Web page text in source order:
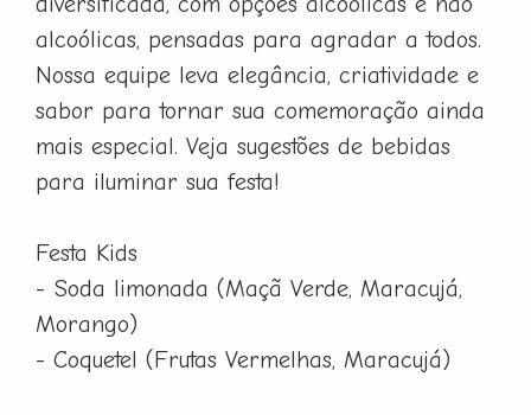
alcoólicas, pensadas para agradar a todos.
Nossa equipe leva elegância, criatividade e
sabor para tornar sua comemoração ainda
mais especial. Veja sugestões de bebidas
para iluminar sua festa!
Festa Kids
- Soda limonada (Maçã Verde, Maracujá,
Morango)
- Coquetel (Frutas Vermelhas, Maracujá)